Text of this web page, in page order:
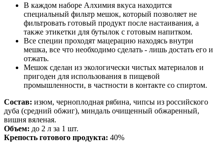
В каждом наборе Алхимия вкуса находится
специальный фильтр мешок, который позволяет не
фильтровать готовый продукт после настаивания, а
также этикетки для бутылок с готовым напитком.
Все специи проходят мацерацию находясь внутри
мешка, все что необходимо сделать - лишь достать его и
отжать.
Мешок сделан из экологически чистых материалов и
пригоден для использования в пищевой
промышленности, в частности в контакте со спиртом.
Состав: изюм, черноплодная рябина, чипсы из российского
дуба (средний обжиг), миндаль очищенный обжаренный,
вишня вяленая.
Объем: до 2 л за 1 шт.
Крепость готового продукта: 40%